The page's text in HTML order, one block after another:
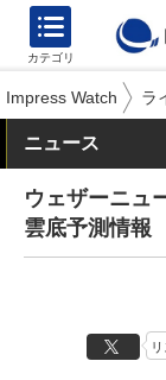
カテゴリ
Impress Watch ラ
ニュース
ウェザーニュ
雲底予測情報